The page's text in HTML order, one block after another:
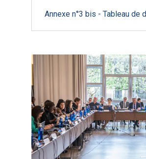
Annexe n°3 bis - Tableau